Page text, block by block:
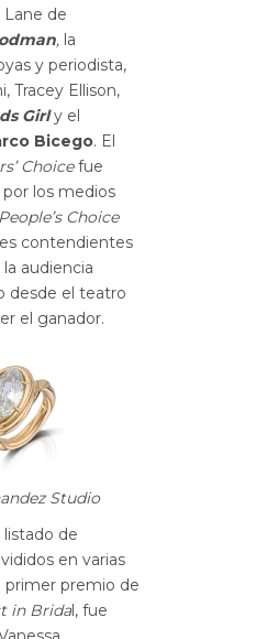
Lane de
, la
y periodista,
Tracey Ellison,
Girly el
Bicego. El
Choicefue
los medios
People’s Choice
contendientes
audiencia
desde el teatro
el ganador.
Studio
listado de
en varias
primer premio de
in Bridal, fue